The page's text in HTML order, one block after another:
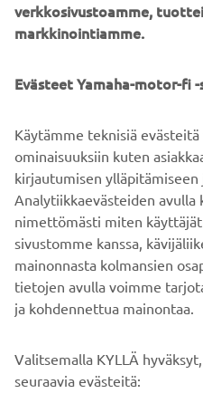
©Yamaha Motor Europe N.V.
koskaan käyttää kaupallisiin
Co., Ltd:n nimenomaista
Aja aina turvallisesti ja
nopeusrajoituksia ja lakeja.
B2B
verkkosivustoamme,
markkinointiamme.
Evästeet Yamaha-motor-fi
Käytämme teknisiä
ominaisuuksiin kuten
kirjautumisen ylläpitämiseen
Analytiikkaevästeiden avulla
nimettömästi miten
sivustomme kanssa,
mainonnasta kolmansien
tietojen avulla voimme
ja kohdennettua mainontaa.
Valitsemalla KYLLÄ
seuraavia evästeitä: